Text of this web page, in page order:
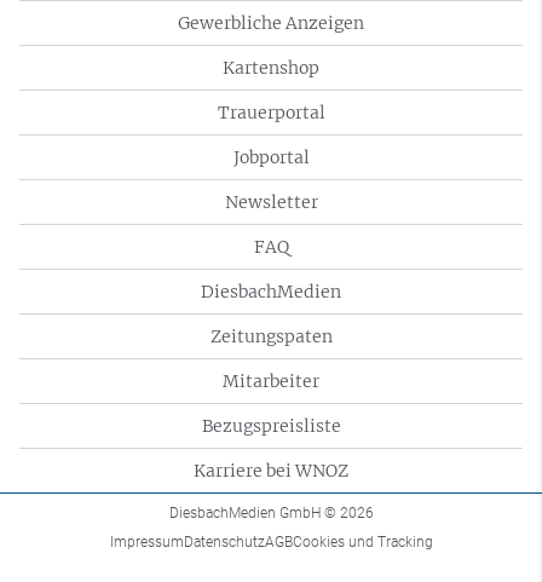
Gewerbliche Anzeigen
Kartenshop
Trauerportal
Jobportal
Newsletter
FAQ
DiesbachMedien
Zeitungspaten
Mitarbeiter
Bezugspreisliste
Karriere bei WNOZ
DiesbachMedien GmbH © 2026
ImpressumDatenschutzAGBCookies und Tracking